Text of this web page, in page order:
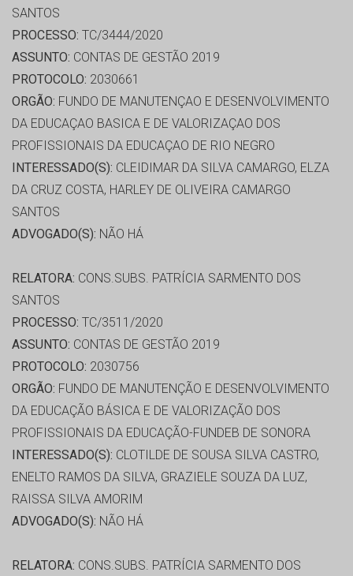
SANTOS
PROCESSO: TC/3444/2020
ASSUNTO: CONTAS DE GESTÃO 2019
PROTOCOLO: 2030661
ORGÃO: FUNDO DE MANUTENÇAO E DESENVOLVIMENTO
DA EDUCAÇAO BASICA E DE VALORIZAÇAO DOS
PROFISSIONAIS DA EDUCAÇAO DE RIO NEGRO
INTERESSADO(S): CLEIDIMAR DA SILVA CAMARGO, ELZA
DA CRUZ COSTA, HARLEY DE OLIVEIRA CAMARGO
SANTOS
ADVOGADO(S): NÃO HÁ
RELATORA: CONS.SUBS. PATRÍCIA SARMENTO DOS
SANTOS
PROCESSO: TC/3511/2020
ASSUNTO: CONTAS DE GESTÃO 2019
PROTOCOLO: 2030756
ORGÃO: FUNDO DE MANUTENÇÃO E DESENVOLVIMENTO
DA EDUCAÇÃO BÁSICA E DE VALORIZAÇÃO DOS
PROFISSIONAIS DA EDUCAÇÃO-FUNDEB DE SONORA
INTERESSADO(S): CLOTILDE DE SOUSA SILVA CASTRO,
ENELTO RAMOS DA SILVA, GRAZIELE SOUZA DA LUZ,
RAISSA SILVA AMORIM
ADVOGADO(S): NÃO HÁ
RELATORA: CONS.SUBS. PATRÍCIA SARMENTO DOS